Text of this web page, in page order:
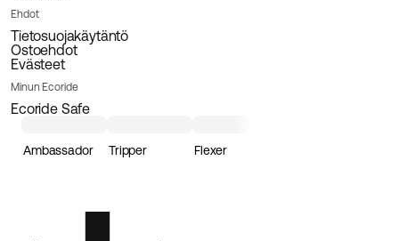
Ehdot
Tietosuojakäytäntö
Ostoehdot
Evästeet
Minun Ecoride
Ecoride Safe
Ambassador Tripper Flexer